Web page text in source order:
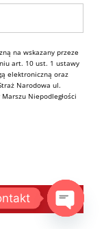
na wskazany przeze
art. 10 ust. 1 ustawy
elektroniczną oraz
Narodowa ul.
Niepodległości